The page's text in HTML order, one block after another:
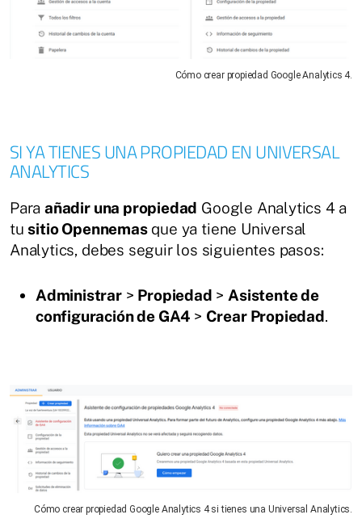
Cómo crear propiedad Google Analytics 4.
SI YA TIENES UNA PROPIEDAD EN UNIVERSAL
ANALYTICS
Paraañadir una propiedad Google Analytics 4 a
tusitio Opennemasque ya tiene Universal
Analytics, debes seguir los siguientes pasos:
Administrar> Propiedad > Asistente de
configuración de GA4 > Crear Propiedad.
Cómo crear propiedad Google Analytics 4 si tienes una Universal Analytics.